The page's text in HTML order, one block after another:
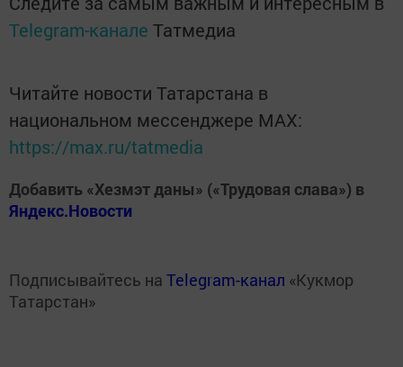
Telegram-канале Татмедиа
Читайте новости Татарстана в
национальном мессенджере MАХ:
https://max.ru/tatmedia
Добавить «Хезмэт даны» («Трудовая слава») в
Яндекс.Новости
Подписывайтесь на Telegram-канал «Кукмор
Татарстан»